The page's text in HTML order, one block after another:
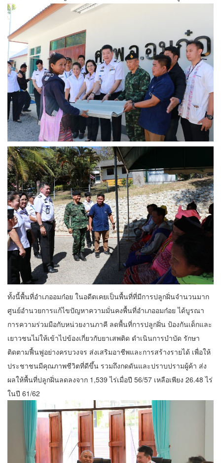
ทั้งนี้พื้นที่อำเภออมก๋อย ในอดีตเคยเป็นพื้นที่ที่มีการปลูกฝิ่นจำนวนมาก
ศูนย์อำนวยการแก้ไขปัญหาความมั่นคงพื้นที่อำเภออมก๋อย ได้บูรณา
การความร่วมมือกับหน่วยงานภาคี ลดพื้นที่การปลูกฝิ่น ป้องกันเด็กและ
เยาวชนไม่ให้เข้าไปข้องเกี่ยวกับยาเสพติด ดำเนินการบำบัด รักษา
ติดตามฟื้นฟูอย่างครบวงจร ส่งเสริมอาชีพและการสร้างรายได้ เพื่อให้
ประชาชนมีคุณภาพชีวิตที่ดีขึ้น รวมถึงกดดันและปราบปรามผู้ค้า ส่ง
ผลให้พื้นที่ปลูกฝิ่นลดลงจาก 1,539 ไร่เมื่อปี 56/57 เหลือเพียง 26.48 ไร่
ในปี 61/62